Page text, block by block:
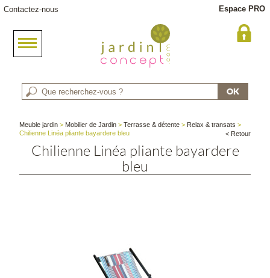
Contactez-nous Espace PRO
Meuble jardin > Mobilier de Jardin >Terrasse & détente > Relax & transats >
Chilienne Linéa pliante bayardere bleu
< Retour
Chilienne Linéa pliante bayardere
bleu